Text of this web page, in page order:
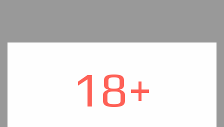
18+